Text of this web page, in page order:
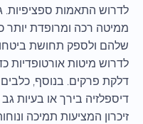
לדרוש התאמות ספציפיות.
ממיטה רכה ומרופדת
שלהם ולספק תחושת
לדרוש מיטות אורטופדיות
דלקת פרקים. בנוסף, כלבים
דיספלזיה בירך או בעיות
זיכרון המציעות תמיכה